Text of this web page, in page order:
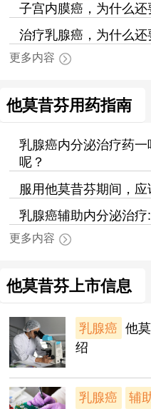
子宫内膜癌，为什么还
治疗乳腺癌，为什么还
更多内容
他莫昔芬用药指南
乳腺癌内分泌治疗药
呢？
服用他莫昔芬期间，
乳腺癌辅助内分泌治疗
更多内容
他莫昔芬上市信息
乳腺癌 他
绍
乳腺癌 辅